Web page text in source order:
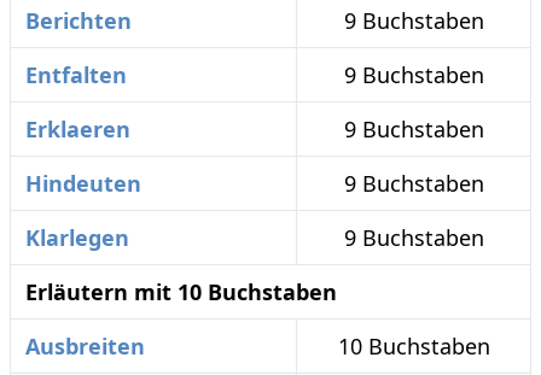
Berichten
9 Buchstaben
Entfalten
9 Buchstaben
Erklaeren
9 Buchstaben
Hindeuten
9 Buchstaben
Klarlegen
9 Buchstaben
Erläutern mit 10 Buchstaben
Ausbreiten
10 Buchstaben